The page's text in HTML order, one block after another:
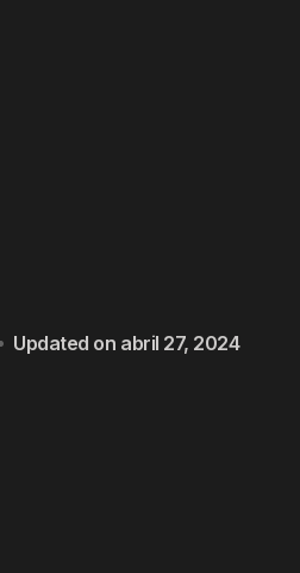
Updated on abril 27, 2024